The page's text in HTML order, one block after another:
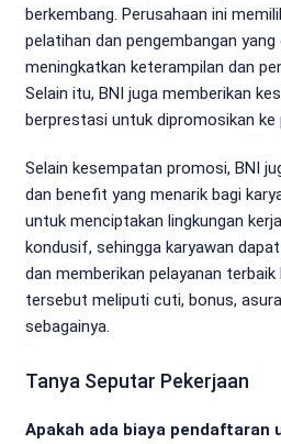
berkembang. Perusahaan ini
pelatihan dan pengembangan
meningkatkan keterampilan dan
Selain itu, BNI juga memberikan
berprestasi untuk dipromosikan ke
Selain kesempatan promosi, BNI
dan benefit yang menarik bagi
untuk menciptakan lingkungan
kondusif, sehingga karyawan
dan memberikan pelayanan terbaik
tersebut meliputi cuti, bonus,
sebagainya.
Tanya Seputar Pekerjaan
Apakah ada biaya pendaftaran